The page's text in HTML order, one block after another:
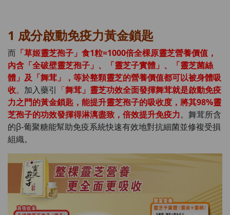
1 成分啟動免疫力黃金鎖匙
而 「草姬靈芝孢子」食1粒=1000倍全棵原靈芝營養價值，
內含「全破壁靈芝孢子」、「靈芝子實體」、「靈芝菌絲
體」及「舞茸」，等於整顆靈芝的營養價值都可以被身體吸
收。 加入藥引 「舞茸」靈芝功效全面發揮舞茸就是啟動免疫
力之門的黃金鎖匙，能提升靈芝孢子的吸收度，將其98%靈
芝孢子的功效發揮得淋漓盡致，倍效提升免疫力。舞茸所含
的β-葡聚糖能幫助免疫系統快速有效地對抗細菌並修複受損
組織。